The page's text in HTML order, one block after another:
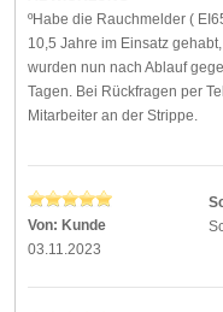
ºHabe die Rauchmelder (
10,5 Jahre im Einsatz
wurden nun nach Ablauf
Tagen. Bei Rückfragen per
Mitarbeiter an der Strippe.
Von: Kunde
03.11.2023